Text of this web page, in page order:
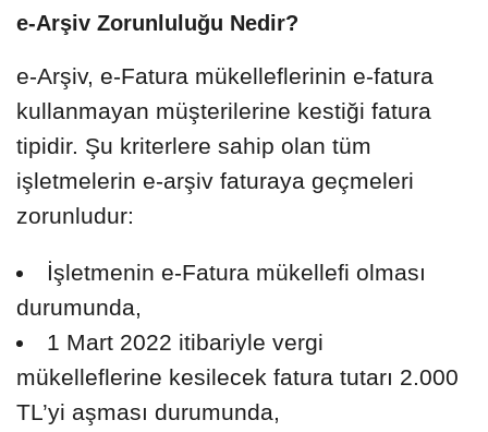
e-Arşiv Zorunluluğu Nedir?
e-Arşiv, e-Fatura mükelleflerinin e-fatura
kullanmayan müşterilerine kestiği fatura
tipidir. Şu kriterlere sahip olan tüm
işletmelerin e-arşiv faturaya geçmeleri
zorunludur:
İşletmenin e-Fatura mükellefi olması
durumunda,
1 Mart 2022 itibariyle vergi
mükelleflerine kesilecek fatura tutarı 2.000
TL’yi aşması durumunda,